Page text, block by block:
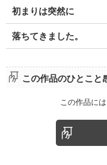
初まりは突然に
落ちてきました。
この作品のひとこと
この作品に